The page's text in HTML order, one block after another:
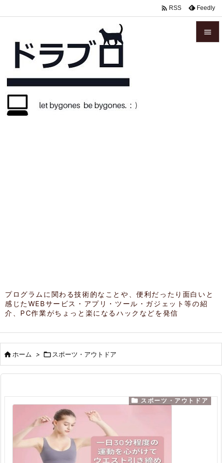
プログラムに関わる技術的なことや、便利だったり面白いと
感じたWEBサービス・アプリ・ツール・ガジェット等の紹
介、PC作業がちょっと楽になるハックなどを発信

 RSS Feedly
ホーム >  スポーツ・アウトドア
 スポーツ・アウトドア